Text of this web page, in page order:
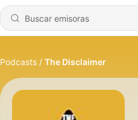
Podcasts The Disclaimer